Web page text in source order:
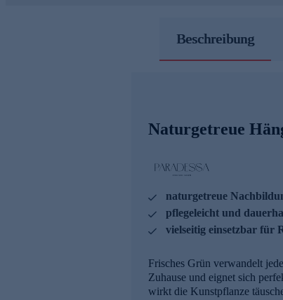
Beschreibung
Naturgetreue
naturgetreue
pflegeleicht und
vielseitig einsetzbar für
Frisches Grün verwandelt
Zuhause und eignet sich
wirkt die Kunstpflanze